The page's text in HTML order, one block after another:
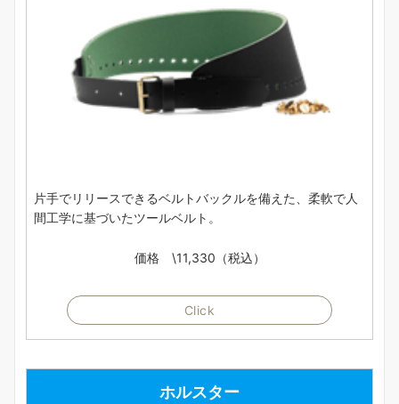
片手でリリースできるベルトバックルを備えた、柔軟で人
間工学に基づいたツールベルト。
価格 \11,330（税込）
Click
ホルスター